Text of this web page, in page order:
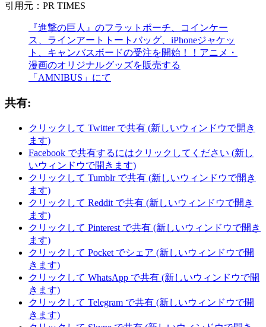
引用元：PR TIMES
『進撃の巨人』のフラットポーチ、コインケー
ス、ラインアートトートバッグ、iPhoneジャケッ
ト、キャンバスボードの受注を開始！！アニメ・
漫画のオリジナルグッズを販売する
「AMNIBUS」にて
共有:
クリックして Twitter で共有 (新しいウィンドウで開き
ます)
Facebook で共有するにはクリックしてください (新し
いウィンドウで開きます)
クリックして Tumblr で共有 (新しいウィンドウで開き
ます)
クリックして Reddit で共有 (新しいウィンドウで開き
ます)
クリックして Pinterest で共有 (新しいウィンドウで開き
ます)
クリックして Pocket でシェア (新しいウィンドウで開
きます)
クリックして WhatsApp で共有 (新しいウィンドウで開
きます)
クリックして Telegram で共有 (新しいウィンドウで開
きます)